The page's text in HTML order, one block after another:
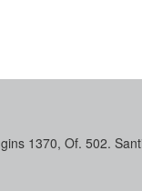
1370, Of. 502.